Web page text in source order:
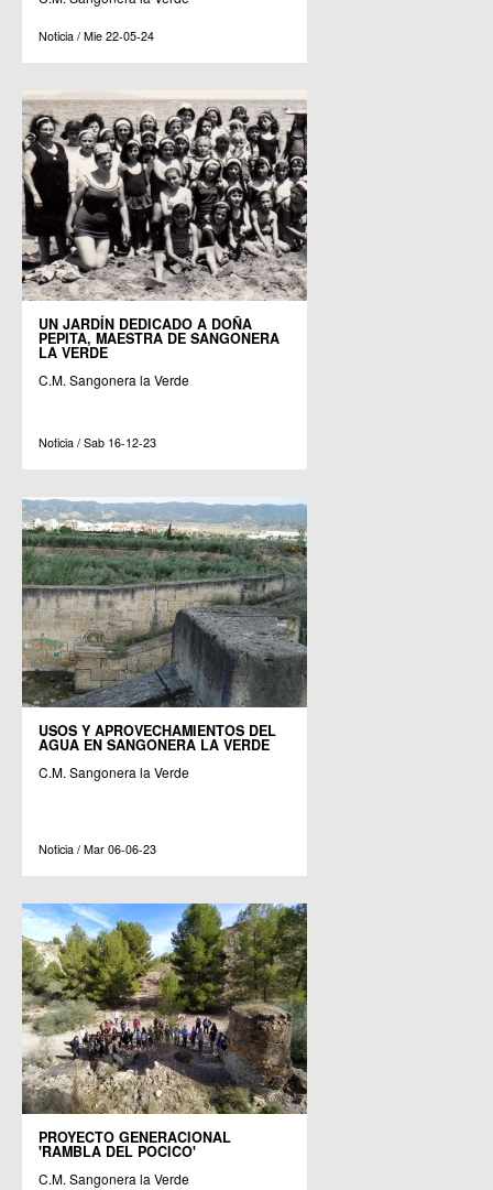
Noticia / Mie 22-05-24
UN JARDÍN DEDICADO A DOÑA
PEPITA, MAESTRA DE SANGONERA
LA VERDE
C.M. Sangonera la Verde
Noticia / Sab 16-12-23
USOS Y APROVECHAMIENTOS DEL
AGUA EN SANGONERA LA VERDE
C.M. Sangonera la Verde
Noticia / Mar 06-06-23
PROYECTO GENERACIONAL
'RAMBLA DEL POCICO'
C.M. Sangonera la Verde